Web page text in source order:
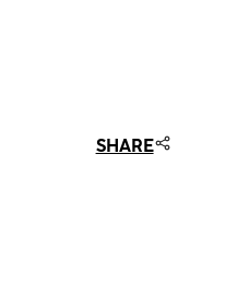
SHARE